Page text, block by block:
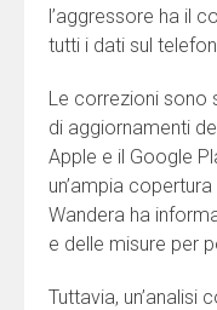
l’aggressore ha il
tutti i dati sul
Le correzioni
di aggiornamenti
Apple e il Google
un’ampia
Wandera ha
e delle misure per
Tuttavia,